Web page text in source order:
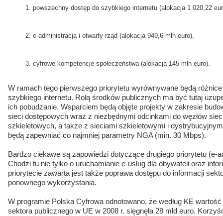
powszechny dostęp do szybkiego internetu (alokacja 1 020,22
e-administracja i otwarty rząd (alokacja 949,6 mln euro),
cyfrowe kompetencje społeczeństwa (alokacja 145 mln euro).
W ramach tego pierwszego priorytetu wyrównywane będą
szybkiego internetu. Rolą środków publicznych ma być tutaj
ich pobudzanie. Wsparciem będą objęte projekty w zakresie
sieci dostępowych wraz z niezbędnymi odcinkami do węzłów
szkieletowych, a także z sieciami szkieletowymi i
będą zapewniać co najmniej parametry NGA (min. 30 Mbps).
Bardzo ciekawe są zapowiedzi dotyczące drugiego priorytetu (e-
Chodzi tu nie tylko o uruchamianie e-usług dla obywateli oraz
priorytecie zawarta jest także poprawa dostępu do informacji
ponownego wykorzystania.
W programie Polska Cyfrowa odnotowano, że według KE
sektora publicznego w UE w 2008 r. sięgnęła 28 mld euro.